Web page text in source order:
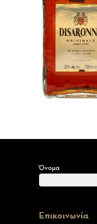
Όνομα
Επικοινωνία